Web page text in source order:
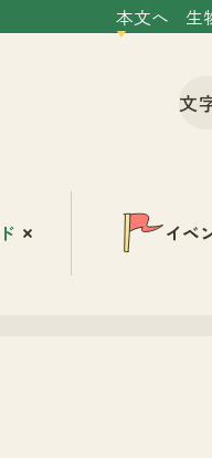
本文へ 生
文
イベ